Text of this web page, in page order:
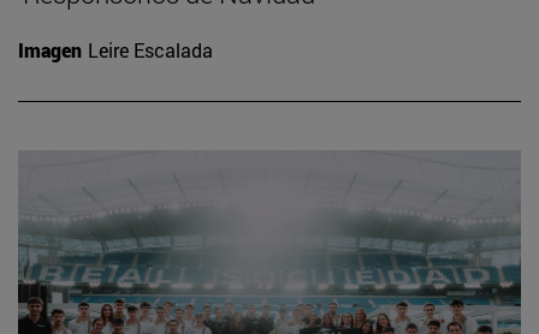
Imagen Leire Escalada